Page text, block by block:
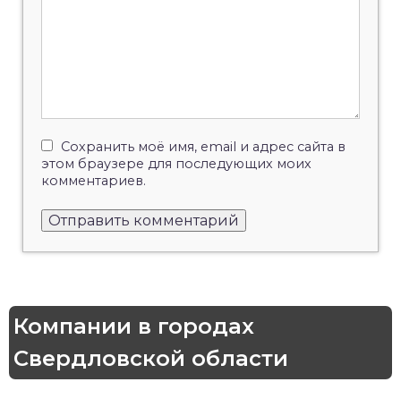
Сохранить моё имя, email и адрес сайта в
этом браузере для последующих моих
комментариев.
Компании в городах
Свердловской области